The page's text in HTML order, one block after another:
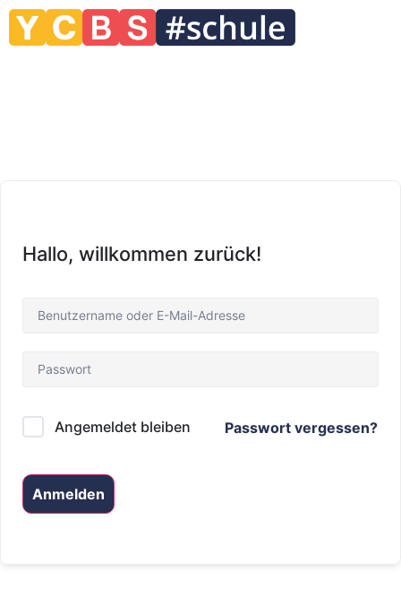
Hallo, willkommen zurück!
Angemeldet bleiben Passwort vergessen?
Anmelden